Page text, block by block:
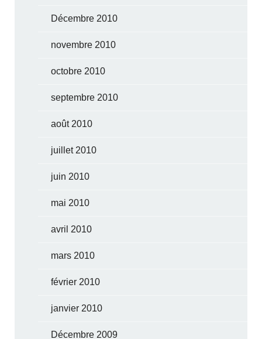
Décembre 2010
novembre 2010
octobre 2010
septembre 2010
août 2010
juillet 2010
juin 2010
mai 2010
avril 2010
mars 2010
février 2010
janvier 2010
Décembre 2009